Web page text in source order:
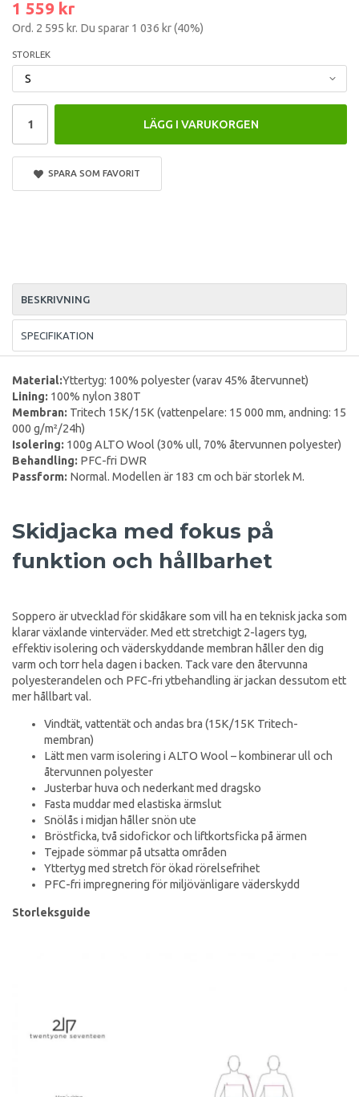
1 559 kr
Ord. 2 595 kr. Du sparar 1 036 kr(40%)
STORLEK
LÄGG I VARUKORGEN
SPARA SOM FAVORIT
BESKRIVNING
SPECIFIKATION
Material:Yttertyg: 100% polyester (varav 45% återvunnet)
Lining: 100% nylon 380T
Membran: Tritech 15K/15K (vattenpelare: 15 000 mm, andning: 15
000 g/m²/24h)
Isolering: 100g ALTO Wool (30% ull, 70% återvunnen polyester)
Behandling: PFC-fri DWR
Passform: Normal. Modellen är 183 cm och bär storlek M.
Skidjacka med fokus på
funktion och hållbarhet
Soppero är utvecklad för skidåkare som vill ha en teknisk jacka som
klarar växlande vinterväder. Med ett stretchigt 2-lagers tyg,
effektiv isolering och väderskyddande membran håller den dig
varm och torr hela dagen i backen. Tack vare den återvunna
polyesterandelen och PFC-fri ytbehandling är jackan dessutom ett
mer hållbart val.
Vindtät, vattentät och andas bra (15K/15K Tritech-
membran)
Lätt men varm isolering i ALTO Wool – kombinerar ull och
återvunnen polyester
Justerbar huva och nederkant med dragsko
Fasta muddar med elastiska ärmslut
Snölås i midjan håller snön ute
Bröstficka, två sidofickor och liftkortsficka på ärmen
Tejpade sömmar på utsatta områden
Yttertyg med stretch för ökad rörelsefrihet
PFC-fri impregnering för miljövänligare väderskydd
Storleksguide